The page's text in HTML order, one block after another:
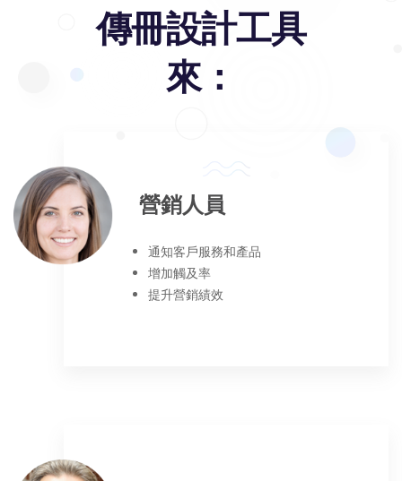
傳冊設計工具
來：
營銷人員
通知客戶服務和產品
增加觸及率
提升營銷績效